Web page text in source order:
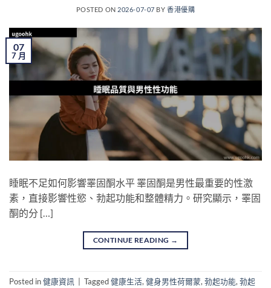
POSTED ON 2026-07-07 BY香港優購
07
7 月
睡眠不足如何影響睪固酮水平 睪固酮是男性最重要的性激
素，直接影響性慾、勃起功能和整體精力。研究顯示，睪固
酮的分 […]
CONTINUE READING →
Posted in健康資訊 Tagged健康生活,健身男性荷爾蒙,勃起功能,勃起